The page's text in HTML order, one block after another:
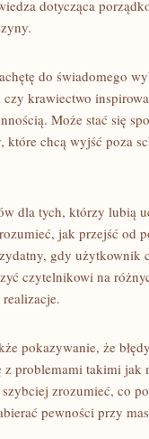
dotycząca
do świadomego
krawiectwo
Może stać się
chcą wyjść poza
dla tych, którzy lubią
jak przejść od
gdy użytkownik
czytelnikowi na
pokazywanie, że
problemami takimi jak
zrozumieć, co
pewności przy